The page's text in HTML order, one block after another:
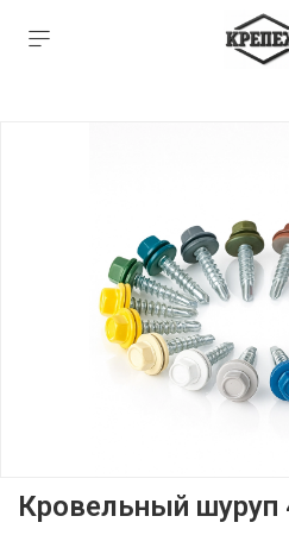
Кровельный шуруп